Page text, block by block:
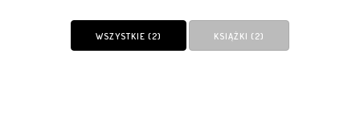
WSZYSTKIE (2) KSIĄŻKI (2)